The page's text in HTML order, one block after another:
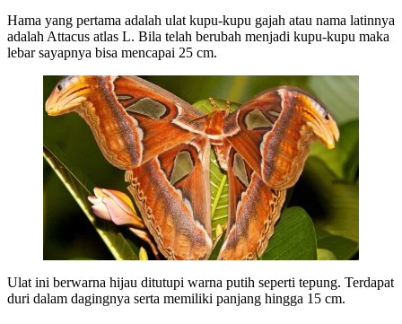
Hama yang pertama adalah ulat kupu-kupu gajah atau nama latinnya
adalah Attacus atlas L. Bila telah berubah menjadi kupu-kupu maka
lebar sayapnya bisa mencapai 25 cm.
Ulat ini berwarna hijau ditutupi warna putih seperti tepung. Terdapat
duri dalam dagingnya serta memiliki panjang hingga 15 cm.